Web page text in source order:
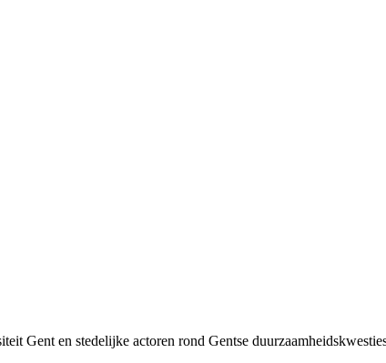
Gent en stedelijke actoren rond Gentse